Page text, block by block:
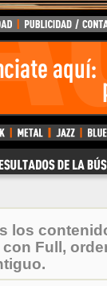
los
Full,